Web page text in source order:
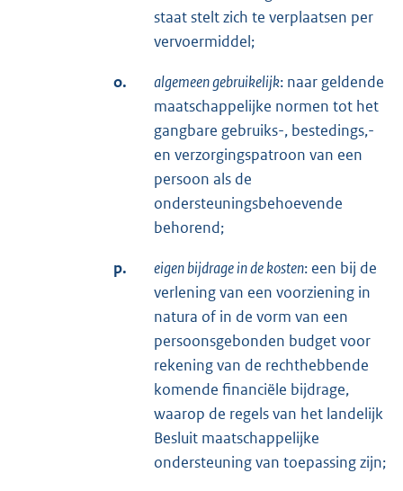
staat stelt zich te verplaatsen per
vervoermiddel;
o. algemeen gebruikelijk: naar geldende
maatschappelijke normen tot het
gangbare gebruiks-, bestedings,-
en verzorgingspatroon van een
persoon als de
ondersteuningsbehoevende
behorend;
p. eigen bijdrage in de kosten: een bij de
verlening van een voorziening in
natura of in de vorm van een
persoonsgebonden budget voor
rekening van de rechthebbende
komende financiële bijdrage,
waarop de regels van het landelijk
Besluit maatschappelijke
ondersteuning van toepassing zijn;